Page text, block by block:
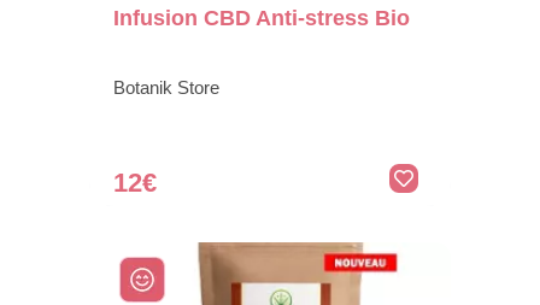
Infusion CBD Anti-stress Bio
Botanik Store
12€